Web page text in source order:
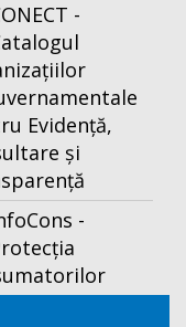
-
Evidență,
și
-